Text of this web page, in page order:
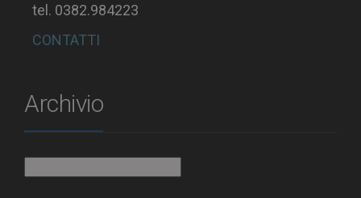
tel. 0382.984223
CONTATTI
Archivio